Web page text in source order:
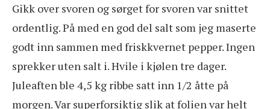
Gikk over svoren og sørget for svoren var snittet
ordentlig. På med en god del salt som jeg maserte
godt inn sammen med friskkvernet pepper. Ingen
sprekker uten salt i. Hvile i kjølen tre dager.
Juleaften ble 4,5 kg ribbe satt inn 1/2 åtte på
morgen. Var superforsiktig slik at folien var helt